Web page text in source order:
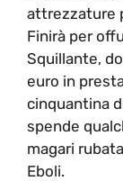
attrezzature
Finirà per
Squillante,
euro in
cinquantina
spende
magari
Eboli.